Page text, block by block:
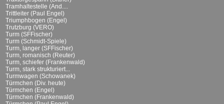
Tramhaltestelle (And....
Trittleiter (Paul Engel)
Triumphbogen (Engel)
Trutzburg (VERO)
Turm (SFFischer)
Turm (Schmidt-Spiele)
Turm, langer (SFFischer)
Turm, romanisch (Reuter)
Turm, schiefer (Frankenwald)
Turm, stark strukturiert...
Turmwagen (Schowanek)
Türmchen (Div. heute)
Türmchen (Engel)
Türmchen (Frankenwald)